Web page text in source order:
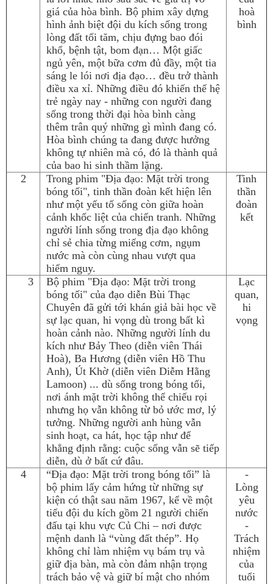
giá của hòa bình. Bộ phim xây dựng
hình ảnh biệt đội du kích sống trong
lòng đất tối tăm, chịu đựng bao đói
khổ, bệnh tật, bom đạn… Một giấc
ngủ yên, một bữa cơm đủ đầy, một tia
sáng le lói nơi địa đạo… đều trở thành
điều xa xỉ. Những điều đó khiến thế hệ
trẻ ngày nay - những con người đang
sống trong thời đại hòa bình càng
thêm trân quý những gì mình đang có.
Hòa bình chúng ta đang được hưởng
không tự nhiên mà có, đó là thành quả
của bao hi sinh thầm lặng.
hoà
bình
2
Trong phim "Địa đạo: Mặt trời trong
bóng tối", tinh thần đoàn kết hiện lên
như một yếu tố sống còn giữa hoàn
cảnh khốc liệt của chiến tranh. Những
người lính sống trong địa đạo không
chỉ sẻ chia từng miếng cơm, ngụm
nước mà còn cùng nhau vượt qua
hiểm nguy.
Tinh
thần
đoàn
kết
3
Bộ phim "Địa đạo: Mặt trời trong
bóng tối" của đạo diễn Bùi Thạc
Chuyên đã gửi tới khán giả bài học về
sự lạc quan, hi vọng dù trong bất kì
hoàn cảnh nào. Những người lính du
kích như Bảy Theo (diễn viên Thái
Hoà), Ba Hương (diễn viên Hồ Thu
Anh), Út Khờ (diễn viên Diễm Hằng
Lamoon) ... dù sống trong bóng tối,
nơi ánh mặt trời không thể chiếu rọi
nhưng họ vẫn không từ bỏ ước mơ, lý
tưởng. Những người anh hùng vẫn
sinh hoạt, ca hát, học tập như để
khẳng định rằng: cuộc sống vẫn sẽ tiếp
diễn, dù ở bất cứ đâu.
Lạc
quan,
hi
vọng
4
“Địa đạo: Mặt trời trong bóng tối” là
bộ phim lấy cảm hứng từ những sự
kiện có thật sau năm 1967, kể về một
tiểu đội du kích gồm 21 người chiến
đấu tại khu vực Củ Chi – nơi được
mệnh danh là “vùng đất thép”. Họ
không chỉ làm nhiệm vụ bám trụ và
giữ địa bàn, mà còn đảm nhận trọng
trách bảo vệ và giữ bí mật cho nhóm
-
Lòng
yêu
nước
-
Trách
nhiệm
của
tuổi